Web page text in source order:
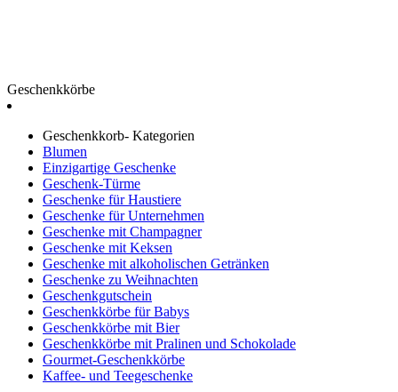
Geschenkkörbe
Geschenkkorb- Kategorien
Blumen
Einzigartige Geschenke
Geschenk-Türme
Geschenke für Haustiere
Geschenke für Unternehmen
Geschenke mit Champagner
Geschenke mit Keksen
Geschenke mit alkoholischen Getränken
Geschenke zu Weihnachten
Geschenkgutschein
Geschenkkörbe für Babys
Geschenkkörbe mit Bier
Geschenkkörbe mit Pralinen und Schokolade
Gourmet-Geschenkkörbe
Kaffee- und Teegeschenke